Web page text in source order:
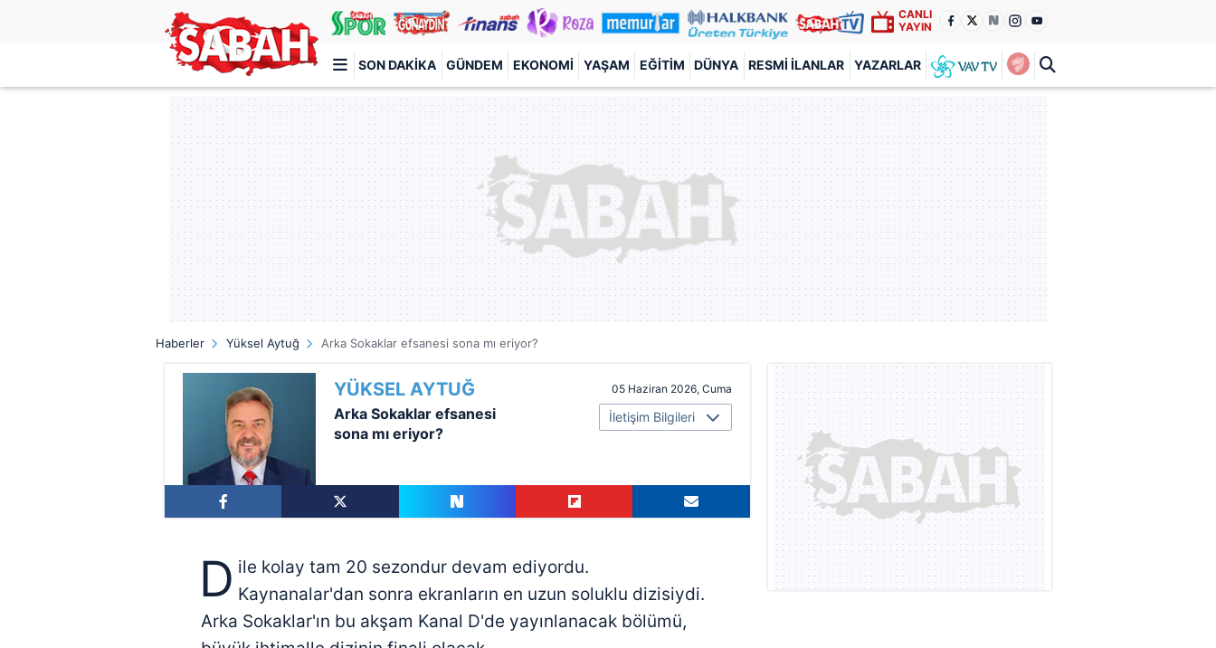
CANLI
YAYIN
SON DAKIKA GÜNDEM EKONOMI YAŞAM EĞITIM DÜNYA RESMI İLANLAR YAZARLAR
Türkiye'nin en iyi haber sitesi
Haberler Yüksel Aytuğ Arka Sokaklar efsanesi sona mı eriyor?
İletişim Bilgileri
05 Haziran 2026, Cuma
YÜKSEL AYTUĞ
Arka Sokaklar efsanesi
sona mı eriyor?
D ile kolay tam 20 sezondur devam ediyordu.
Kaynanalar'dan sonra ekranların en uzun soluklu dizisiydi.
Arka Sokaklar'ın bu akşam Kanal D'de yayınlanacak bölümü,